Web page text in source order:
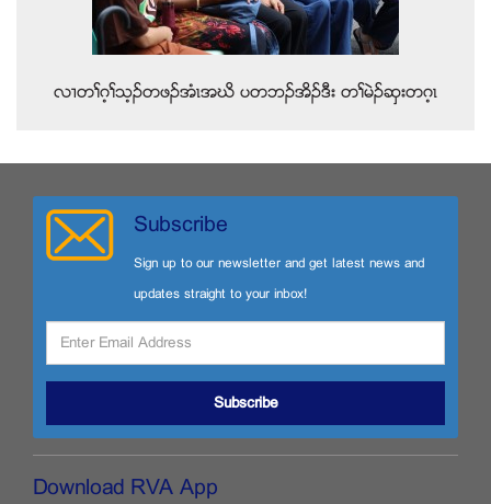
လ႕တႈဂ့ႈသ့ဥတဖဥအံၚအဃိ ပတဘဥအိဥဒီး တႈမဲဥဆွးတဂ့ၚ
Subscribe
Sign up to our newsletter and get latest news and
updates straight to your inbox!
Subscribe
Download RVA App